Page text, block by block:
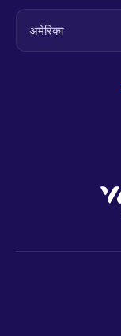
अमेरिका